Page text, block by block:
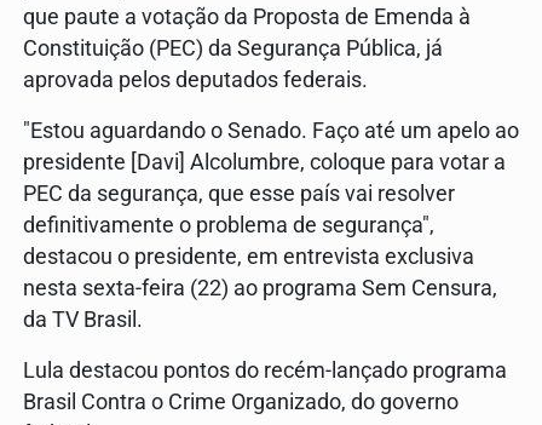
que paute a votação da Proposta de Emenda à
Constituição (PEC) da Segurança Pública, já
aprovada pelos deputados federais.
"Estou aguardando o Senado. Faço até um apelo ao
presidente [Davi] Alcolumbre, coloque para votar a
PEC da segurança, que esse país vai resolver
definitivamente o problema de segurança",
destacou o presidente, em entrevista exclusiva
nesta sexta-feira (22) ao programa Sem Censura,
da TV Brasil.
Lula destacou pontos do recém-lançado programa
Brasil Contra o Crime Organizado, do governo